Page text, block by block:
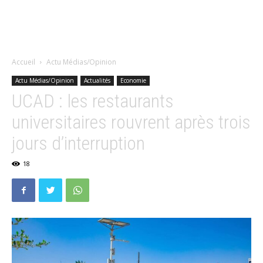
Accueil Actu Médias/Opinion
Actu Médias/Opinion Actualités Economie
UCAD : les restaurants
universitaires rouvrent après trois
jours d’interruption
18